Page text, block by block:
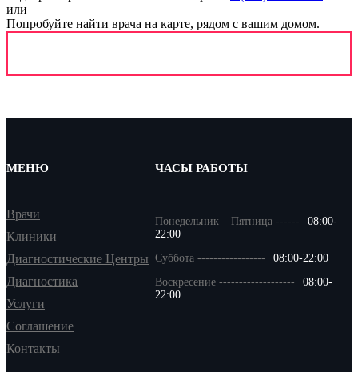
или
Попробуйте найти врача на карте, рядом с вашим домом.
МЕНЮ
Врачи
Клиники
Диагностические Центры
Диагностика
Услуги
Соглашение
Контакты
ЧАСЫ РАБОТЫ
Понедельник – Пятница ------
08:00-
22:00
Суббота -----------------
08:00-22:00
Воскресение -------------------
08:00-
22:00